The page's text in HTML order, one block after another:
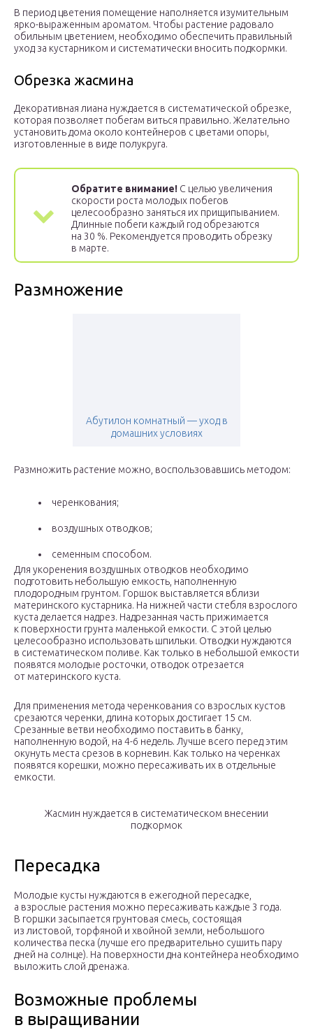
В период цветения помещение наполняется изумительным
ярко-выраженным ароматом. Чтобы растение радовало
обильным цветением, необходимо обеспечить правильный
уход за кустарником и систематически вносить подкормки.
Обрезка жасмина
Декоративная лиана нуждается в систематической обрезке,
которая позволяет побегам виться правильно. Желательно
установить дома около контейнеров с цветами опоры,
изготовленные в виде полукруга.
Обратите внимание! С целью увеличения
скорости роста молодых побегов
целесообразно заняться их прищипыванием.
Длинные побеги каждый год обрезаются
на 30 %. Рекомендуется проводить обрезку
в марте.
Размножение
Абутилон комнатный — уход в
домашних условиях
Размножить растение можно, воспользовавшись методом:
черенкования;
воздушных отводков;
семенным способом.
Для укоренения воздушных отводков необходимо
подготовить небольшую емкость, наполненную
плодородным грунтом. Горшок выставляется вблизи
материнского кустарника. На нижней части стебля взрослого
куста делается надрез. Надрезанная часть прижимается
к поверхности грунта маленькой емкости. С этой целью
целесообразно использовать шпильки. Отводки нуждаются
в систематическом поливе. Как только в небольшой емкости
появятся молодые росточки, отводок отрезается
от материнского куста.
Для применения метода черенкования со взрослых кустов
срезаются черенки, длина которых достигает 15 см.
Срезанные ветви необходимо поставить в банку,
наполненную водой, на 4-6 недель. Лучше всего перед этим
окунуть места срезов в корневин. Как только на черенках
появятся корешки, можно пересаживать их в отдельные
емкости.
Жасмин нуждается в систематическом внесении
подкормок
Пересадка
Молодые кусты нуждаются в ежегодной пересадке,
а взрослые растения можно пересаживать каждые 3 года.
В горшки засыпается грунтовая смесь, состоящая
из листовой, торфяной и хвойной земли, небольшого
количества песка (лучше его предварительно сушить пару
дней на солнце). На поверхности дна контейнера необходимо
выложить слой дренажа.
Возможные проблемы
в выращивании